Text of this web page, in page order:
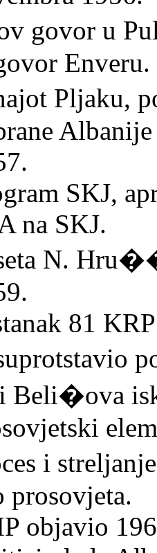
govor u
Enveru.
Pljaku,
SKJ,
na SKJ.
N.
81
Beli�ova
i
prosovjeta.
objavio